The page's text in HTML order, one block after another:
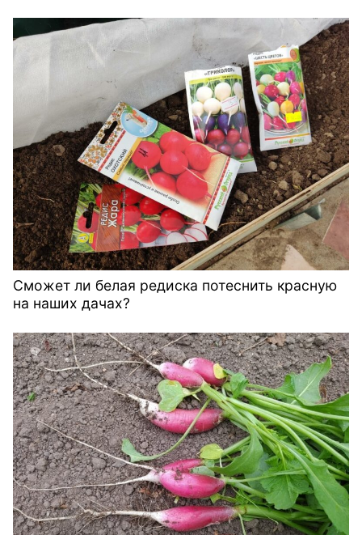
Сможет ли белая редиска потеснить красную
на наших дачах?